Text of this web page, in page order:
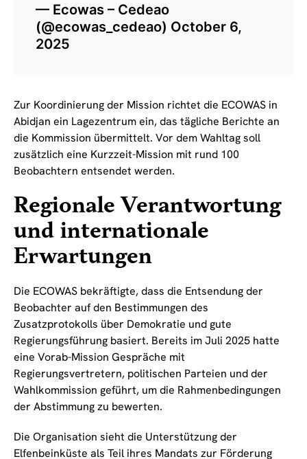
— Ecowas – Cedeao
(@ecowas_cedeao) October 6,
2025
Zur Koordinierung der Mission richtet die ECOWAS in
Abidjan ein Lagezentrum ein, das tägliche Berichte an
die Kommission übermittelt. Vor dem Wahltag soll
zusätzlich eine Kurzzeit-Mission mit rund 100
Beobachtern entsendet werden.
Regionale Verantwortung
und internationale
Erwartungen
Die ECOWAS bekräftigte, dass die Entsendung der
Beobachter auf den Bestimmungen des
Zusatzprotokolls über Demokratie und gute
Regierungsführung basiert. Bereits im Juli 2025 hatte
eine Vorab-Mission Gespräche mit
Regierungsvertretern, politischen Parteien und der
Wahlkommission geführt, um die Rahmenbedingungen
der Abstimmung zu bewerten.
Die Organisation sieht die Unterstützung der
Elfenbeinküste als Teil ihres Mandats zur Förderung